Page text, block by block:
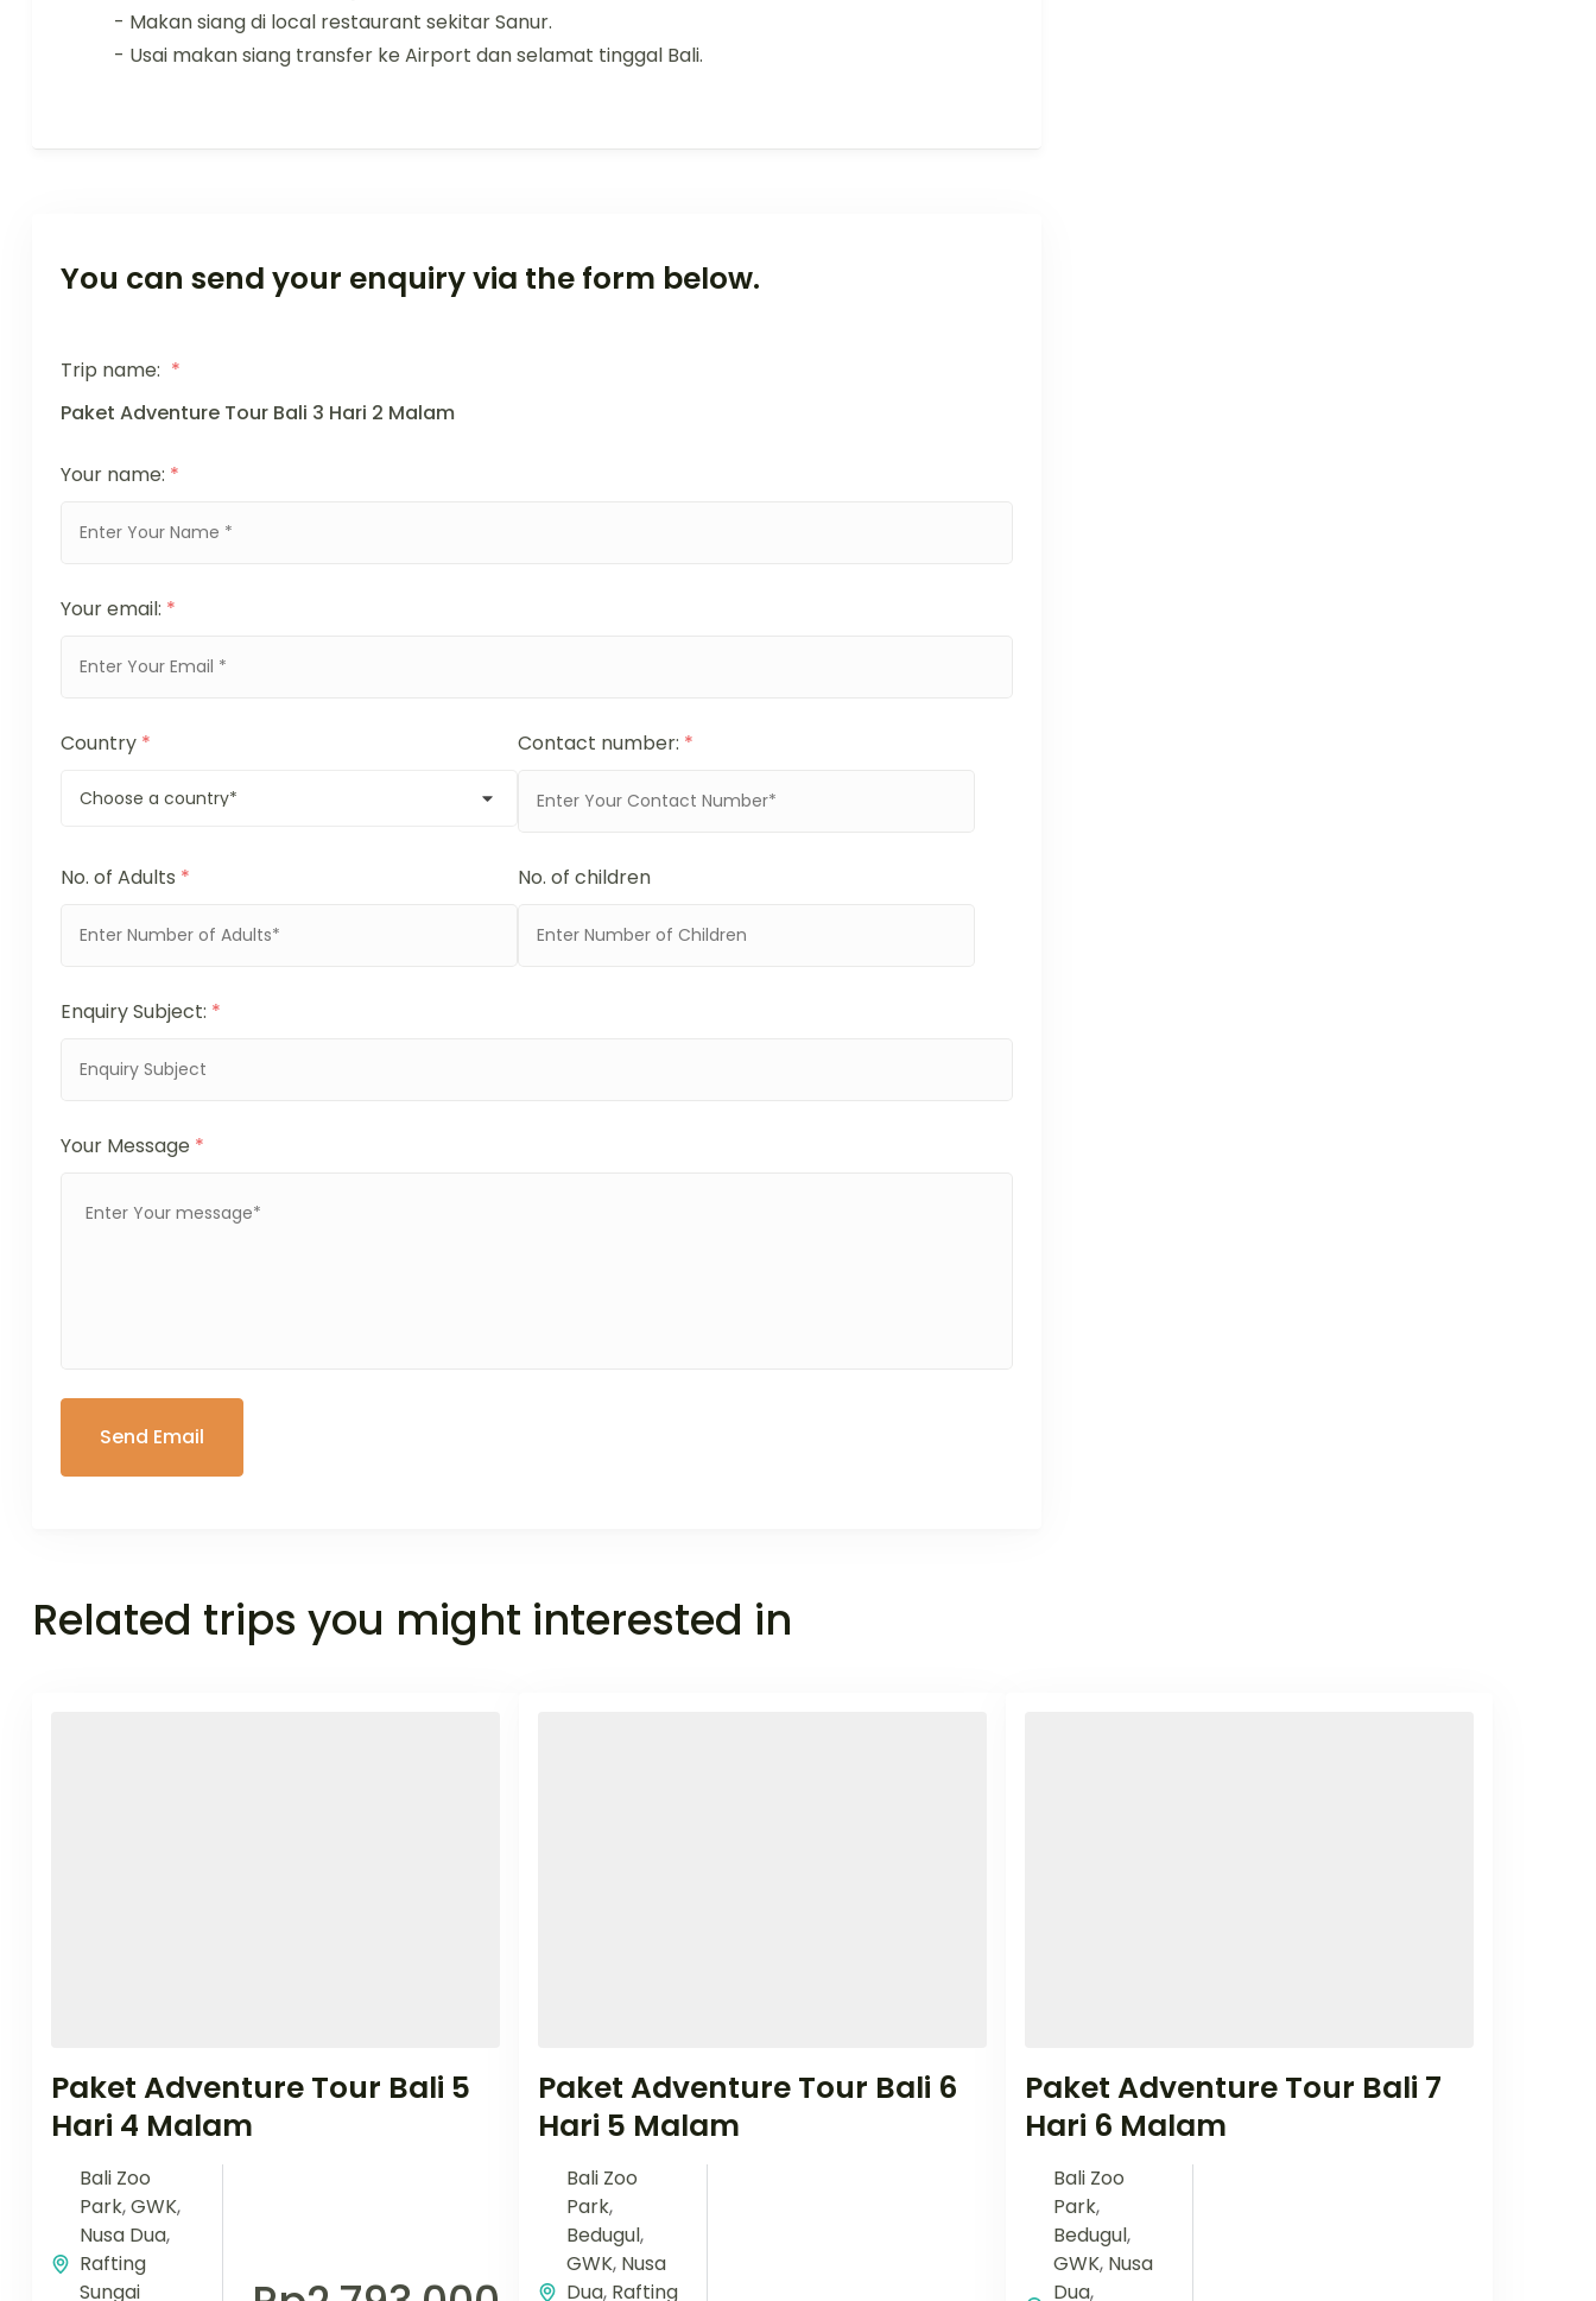
- Makan siang di local restaurant sekitar Sanur.
- Usai makan siang transfer ke Airport dan selamat tinggal Bali.
You can send your enquiry via the form below.
Trip name: *
Paket Adventure Tour Bali 3 Hari 2 Malam
Your name: *
Your email: *
Country * Contact number: *
No. of Adults * No. of children
Enquiry Subject: *
Your Message *
Related trips you might interested in
Paket Adventure Tour Bali 5
Hari 4 Malam
Bali Zoo
Park,GWK,
Nusa Dua,
Rafting
Sungai
Paket Adventure Tour Bali 6
Hari 5 Malam
Bali Zoo
Park,
Bedugul,
GWK, Nusa
Dua, Rafting
Paket Adventure Tour Bali 7
Hari 6 Malam
Bali Zoo
Park,
Bedugul,
GWK, Nusa
Dua,